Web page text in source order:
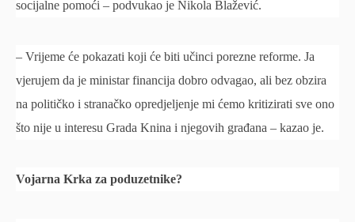
socijalne pomoći – podvukao je Nikola Blažević.
– Vrijeme će pokazati koji će biti učinci porezne reforme. Ja
vjerujem da je ministar financija dobro odvagao, ali bez obzira
na političko i stranačko opredjeljenje mi ćemo kritizirati sve ono
što nije u interesu Grada Knina i njegovih građana – kazao je.
Vojarna Krka za poduzetnike?